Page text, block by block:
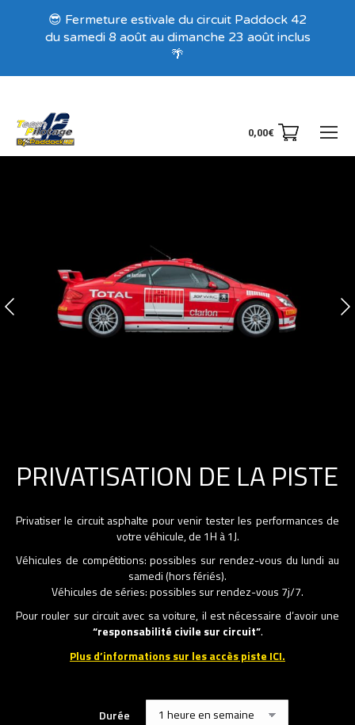
0,00€
PRIVATISATION DE LA PISTE
Privatiser le circuit asphalte pour venir tester les performances de
votre véhicule, de 1H à 1J.
Véhicules de compétitions: possibles sur rendez-vous du lundi au
samedi (hors fériés).
Véhicules de séries: possibles sur rendez-vous 7j/7.
Pour rouler sur circuit avec sa voiture, il est nécessaire d’avoir une
“responsabilité civile sur circuit”.
Plus d’informations sur les accès piste ICI.
Durée
Recevez nos offres exclusives !
😎 Fermeture estivale du circuit Paddock 42
du samedi 8 août au dimanche 23 août inclus
🌴